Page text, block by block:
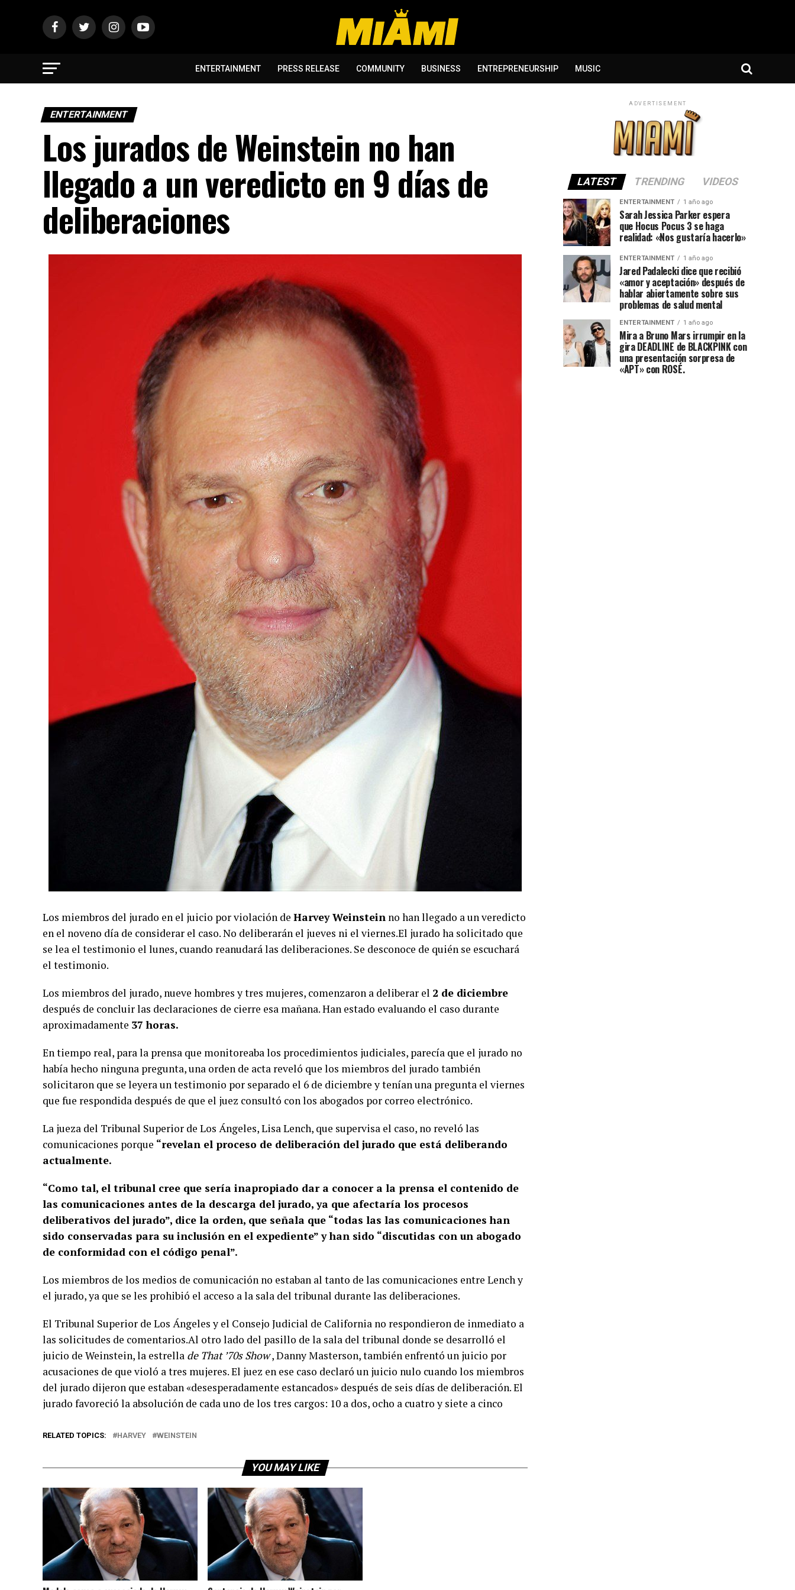
ENTERTAINMENT PRESS RELEASE COMMUNITY BUSINESS ENTREPRENEURSHIP MUSIC
ENTERTAINMENT
Los jurados de Weinstein no han
llegado a un veredicto en 9 días de
deliberaciones
Los miembros del jurado en el juicio por violación de Harvey Weinstein no han llegado a un veredicto
en el noveno día de considerar el caso. No deliberarán el jueves ni el viernes.El jurado ha solicitado que
se lea el testimonio el lunes, cuando reanudará las deliberaciones. Se desconoce de quién se escuchará
el testimonio.
Los miembros del jurado, nueve hombres y tres mujeres, comenzaron a deliberar el 2 de diciembre
después de concluir las declaraciones de cierre esa mañana. Han estado evaluando el caso durante
aproximadamente 37 horas.
En tiempo real, para la prensa que monitoreaba los procedimientos judiciales, parecía que el jurado no
había hecho ninguna pregunta, una orden de acta reveló que los miembros del jurado también
solicitaron que se leyera un testimonio por separado el 6 de diciembre y tenían una pregunta el viernes
que fue respondida después de que el juez consultó con los abogados por correo electrónico.
La jueza del Tribunal Superior de Los Ángeles, Lisa Lench, que supervisa el caso, no reveló las
comunicaciones porque “revelan el proceso de deliberación del jurado que está deliberando
actualmente.
“Como tal, el tribunal cree que sería inapropiado dar a conocer a la prensa el contenido de
las comunicaciones antes de la descarga del jurado, ya que afectaría los procesos
deliberativos del jurado”, dice la orden, que señala que “todas las las comunicaciones han
sido conservadas para su inclusión en el expediente” y han sido “discutidas con un abogado
de conformidad con el código penal”.
Los miembros de los medios de comunicación no estaban al tanto de las comunicaciones entre Lench y
el jurado, ya que se les prohibió el acceso a la sala del tribunal durante las deliberaciones.
El Tribunal Superior de Los Ángeles y el Consejo Judicial de California no respondieron de inmediato a
las solicitudes de comentarios.Al otro lado del pasillo de la sala del tribunal donde se desarrolló el
juicio de Weinstein, la estrella de That ’70s Show, Danny Masterson, también enfrentó un juicio por
acusaciones de que violó a tres mujeres. El juez en ese caso declaró un juicio nulo cuando los miembros
del jurado dijeron que estaban «desesperadamente estancados» después de seis días de deliberación. El
jurado favoreció la absolución de cada uno de los tres cargos: 10 a dos, ocho a cuatro y siete a cinco
RELATED TOPICS: HARVEY WEINSTEIN
YOU MAY LIKE
ADVERTISEMENT
LATEST TRENDING VIDEOS
ENTERTAINMENT 1 año ago
Sarah Jessica Parker espera
que Hocus Pocus 3 se haga
realidad: «Nos gustaría hacerlo»
ENTERTAINMENT 1 año ago
Jared Padalecki dice que recibió
«amor y aceptación» después de
hablar abiertamente sobre sus
problemas de salud mental
ENTERTAINMENT 1 año ago
Mira a Bruno Mars irrumpir en la
gira DEADLINE de BLACKPINK con
una presentación sorpresa de
«APT» con ROSÉ.